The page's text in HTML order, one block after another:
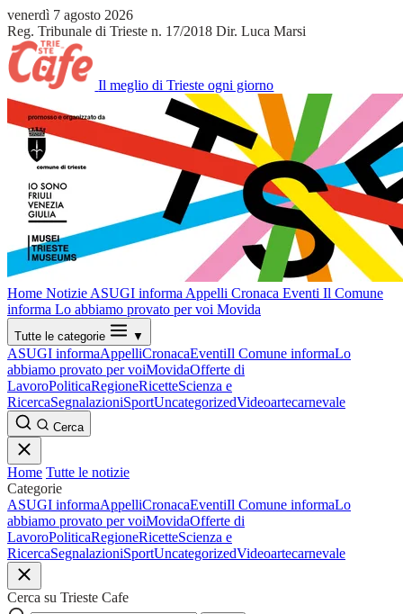
venerdì 7 agosto 2026
Reg. Tribunale di Trieste n. 17/2018 Dir. Luca Marsi
Il meglio di Trieste ogni giorno
Home Notizie ASUGI informa Appelli Cronaca Eventi Il Comune
informa Lo abbiamo provato per voi Movida
Tutte le categorie ▼
ASUGI informaAppelliCronacaEventiIl Comune informaLo
abbiamo provato per voiMovidaOfferte di
LavoroPoliticaRegioneRicetteScienza e
RicercaSegnalazioniSportUncategorizedVideoartecarnevale
Cerca
Home Tutte le notizie
Categorie
ASUGI informaAppelliCronacaEventiIl Comune informaLo
abbiamo provato per voiMovidaOfferte di
LavoroPoliticaRegioneRicetteScienza e
RicercaSegnalazioniSportUncategorizedVideoartecarnevale
Cerca su Trieste Cafe